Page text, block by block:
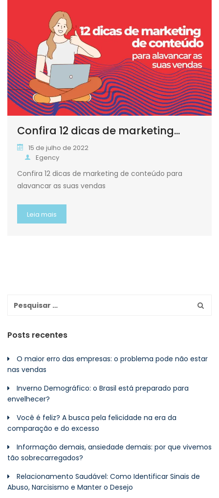
Confira 12 dicas de marketing...
15 de julho de 2022
Egency
Confira 12 dicas de marketing de conteúdo para
alavancar as suas vendas
Leia mais
Posts recentes
O maior erro das empresas: o problema pode não estar
nas vendas
Inverno Demográfico: o Brasil está preparado para
envelhecer?
Você é feliz? A busca pela felicidade na era da
comparação e do excesso
Informação demais, ansiedade demais: por que vivemos
tão sobrecarregados?
Relacionamento Saudável: Como Identificar Sinais de
Abuso, Narcisismo e Manter o Desejo